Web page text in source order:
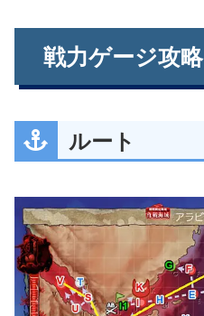
戦力ゲージ攻略
ルート